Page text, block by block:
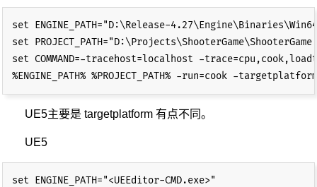
set ENGINE_PATH="D:\Release-
set
set COMMAND=-tracehost=localhost -
UE5主要是 targetplatform 有点不同。
UE5
set ENGINE_PATH="<UEEditor-CMD.exe>"